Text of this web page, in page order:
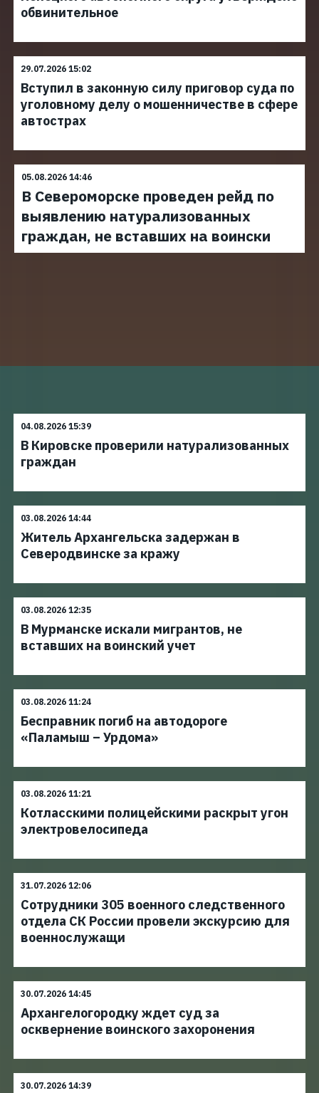
обвинительное
29.07.2026 15:02
Вступил в законную силу приговор суда по
уголовному делу о мошенничестве в сфере
автострах
05.08.2026 14:46
В Североморске проведен рейд по
выявлению натурализованных
граждан, не вставших на воински
04.08.2026 15:39
В Кировске проверили натурализованных
граждан
03.08.2026 14:44
Житель Архангельска задержан в
Северодвинске за кражу
03.08.2026 12:35
В Мурманске искали мигрантов, не
вставших на воинский учет
03.08.2026 11:24
Бесправник погиб на автодороге
«Паламыш – Урдома»
03.08.2026 11:21
Котласскими полицейскими раскрыт угон
электровелосипеда
31.07.2026 12:06
Сотрудники 305 военного следственного
отдела СК России провели экскурсию для
военнослужащи
30.07.2026 14:45
Архангелогородку ждет суд за
осквернение воинского захоронения
30.07.2026 14:39